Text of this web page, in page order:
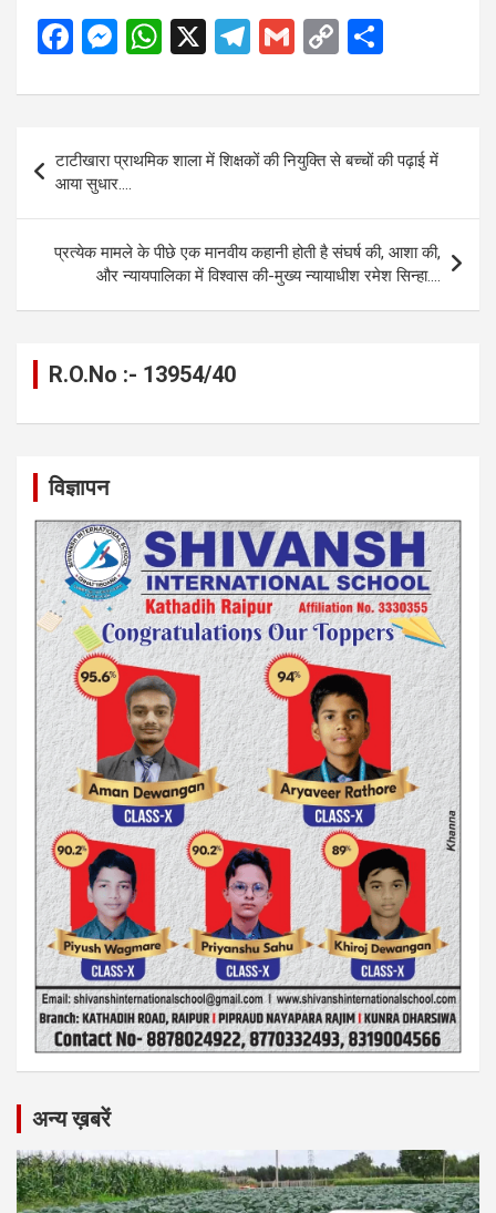
F
ce
b
o
o
k
M
se
g
er
W
at
A
p
p
X
T
e
gr
a
m
G
ail
C
py
n
k
ar
e
navigation
टाटीखारा प्राथमिक शाला में शिक्षकों की नियुक्ति से बच्चों की पढ़ाई में
आया सुधार….
प्रत्येक मामले के पीछे एक मानवीय कहानी होती है संघर्ष की, आशा की,
और न्यायपालिका में विश्वास की-मुख्य न्यायाधीश रमेश सिन्हा….
R.O.No :- 13954/40
विज्ञापन
अन्य ख़बरें